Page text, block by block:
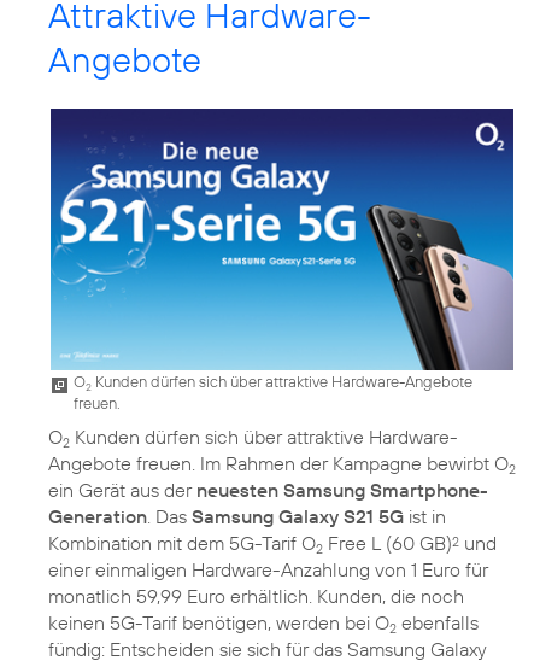
Attraktive Hardware-
Angebote
O2 Kunden dürfen sich über attraktive Hardware-Angebote
freuen.
O2 Kunden dürfen sich über attraktive Hardware-
Angebote freuen. Im Rahmen der Kampagne bewirbt O2
ein Gerät aus der neuesten Samsung Smartphone-
Generation . Das Samsung Galaxy S21 5G ist in
Kombination mit dem 5G-Tarif O2 Free L (60 GB)2 und
einer einmaligen Hardware-Anzahlung von 1 Euro für
monatlich 59,99 Euro erhältlich. Kunden, die noch
keinen 5G-Tarif benötigen, werden bei O2 ebenfalls
fündig: Entscheiden sie sich für das Samsung Galaxy